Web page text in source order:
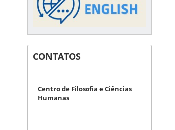
CONTATOS
Centro de Filosofia e Ciências
Humanas